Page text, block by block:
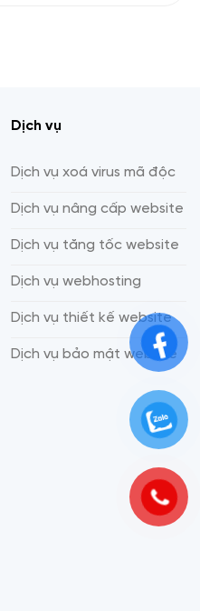
Dịch vụ
Dịch vụ xoá virus mã độc
Dịch vụ nâng cấp website
Dịch vụ tăng tốc website
Dịch vụ webhosting
Dịch vụ thiết kế website
Dịch vụ bảo mật website